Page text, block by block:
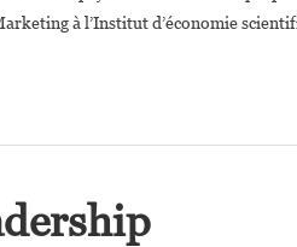
Kinoise
à l’Institut d’économie